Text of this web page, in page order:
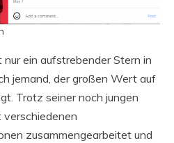
ein aufstrebender Stern in
jemand, der großen Wert auf
Trotz seiner noch jungen
verschiedenen
zusammengearbeitet und